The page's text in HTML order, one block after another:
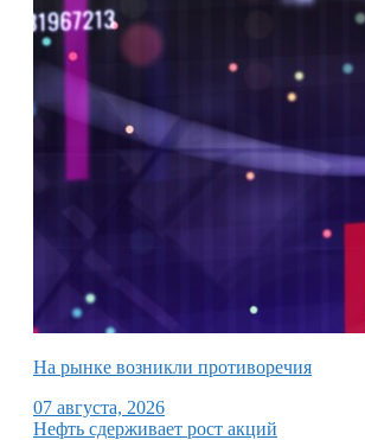
На рынке возникли противоречия
07 августа, 2026
Нефть сдерживает рост акций